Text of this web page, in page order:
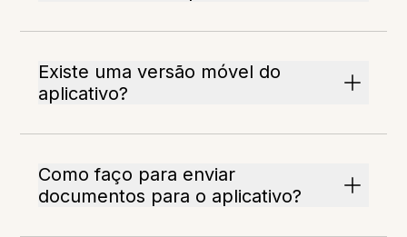
Existe uma versão móvel do
aplicativo?
Como faço para enviar
documentos para o aplicativo?